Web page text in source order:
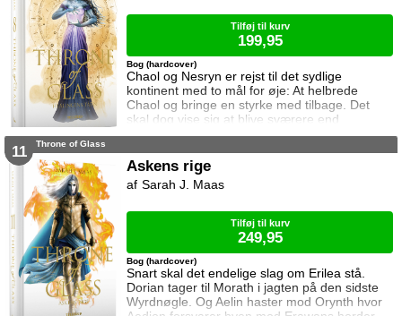
Chaol og Nesryn er rejst til det sydlige
kontinent med to mål for øje: At helbrede
Chaol og bringe en styrke med tilbage. Det
skal dog vise sig at blive sværere end
forventet, for khaganen, det sydlige kontinents
træffe en beslutning her og nu. Da en healer
bliver myrdet under mystiske omstændigheder,
frygter Chaol og Nesryn at Valkerne er fulgt
Bog (hardcover)
Tilføj til kurv
199,95
11 Throne of Glass
Askens rige
Snart skal det endelige slag om Erilea stå.
Dorian tager til Morath i jagten på den sidste
Wyrdnøgle. Og Aelin haster mod Orynth hvor
Bog (hardcover)
Sarah J. Maas
Tilføj til kurv
249,95